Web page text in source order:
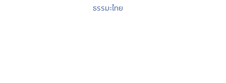
ธรรมะไทย